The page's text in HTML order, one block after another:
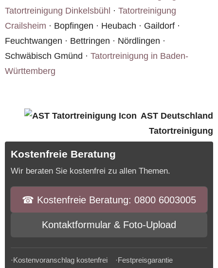
Tatortreinigung Dinkelsbühl · Tatortreinigung
Crailsheim · Bopfingen · Heubach · Gaildorf ·
Feuchtwangen · Bettringen · Nördlingen ·
Schwäbisch Gmünd · Tatortreinigung in Baden-
Württemberg
AST Deutschland
Tatortreinigung
Kostenfreie Beratung
Wir beraten Sie kostenfrei zu allen Themen.
☎︎ Kostenfreie Beratung: 0800 6003005
Kontaktformular & Foto-Upload
·Kostenvoranschlag kostenfrei ·Festpreisgarantie